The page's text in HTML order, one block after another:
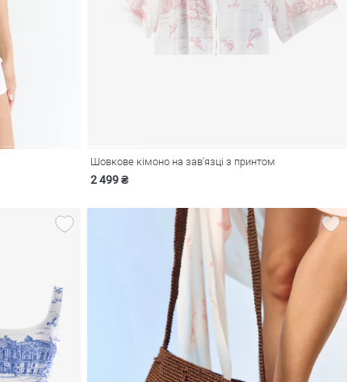
Шовкове кімоно на зав'язці з принтом
2 499 ₴